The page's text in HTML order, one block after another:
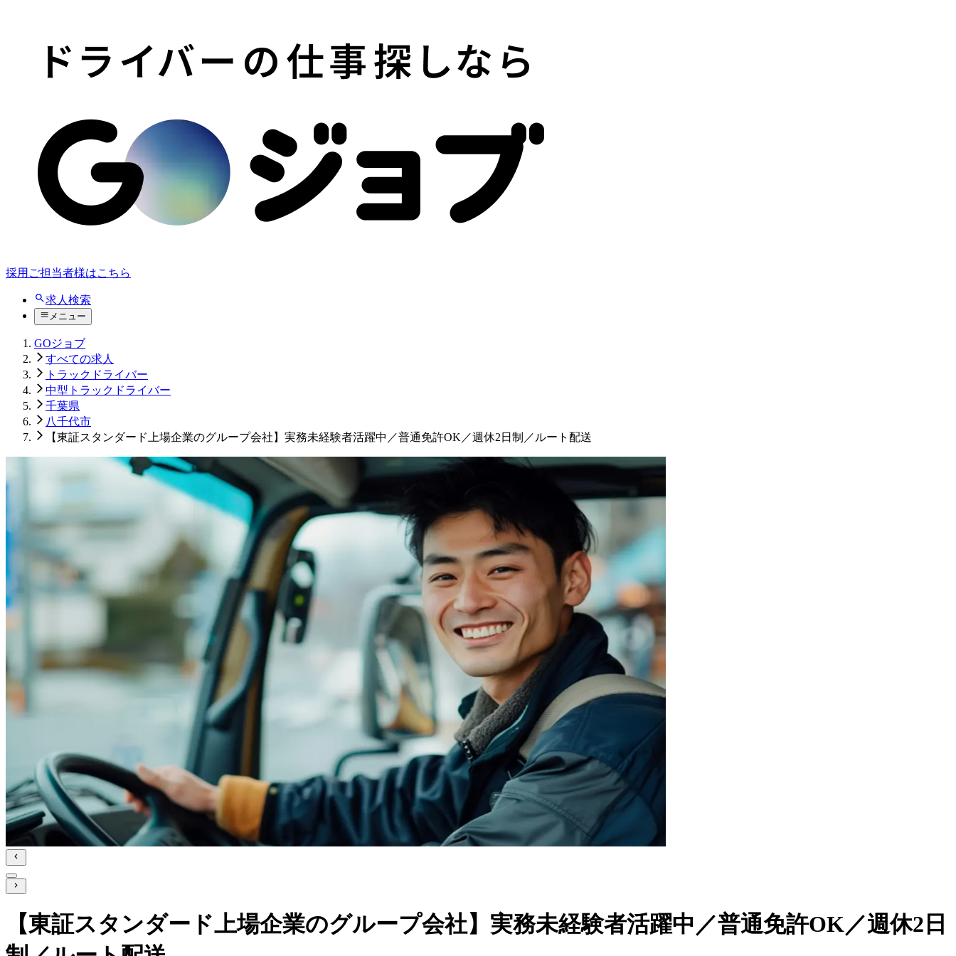
採用ご担当者様はこちら
求人検索
メニュー
GOジョブ
すべての求人
トラックドライバー
中型トラックドライバー
千葉県
八千代市
【東証スタンダード上場企業のグループ会社】実務未経験者活躍中／普通免許OK／週休2日制／ルート配送
【東証スタンダード上場企業のグループ会社】実務未経験者活躍中／普通免許OK／週休2日